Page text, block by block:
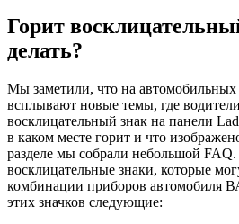
Горит
делать?
Мы заметили, что на автомобильных
всплывают новые темы, где
восклицательный знак на панели
в каком месте горит и что
разделе мы собрали небольшой
восклицательные знаки, которые
комбинации приборов автомобиля
этих значков следующие: